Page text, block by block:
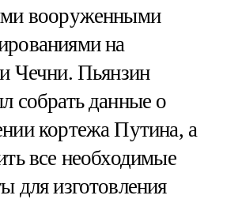
вооруженными
на
Чечни. Пьянзин
собрать данные о
кортежа Путина, а
все необходимые
для изготовления